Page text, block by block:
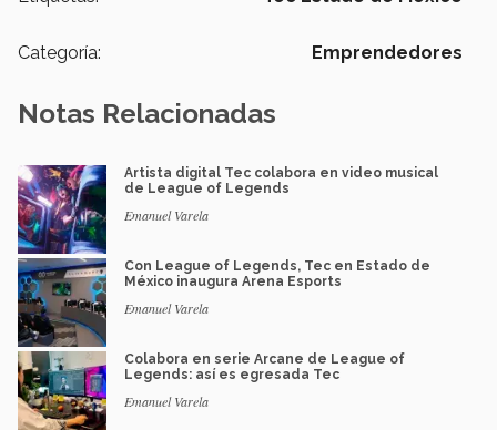
Categoría: Emprendedores
Notas Relacionadas
Artista digital Tec colabora en video musical
de League of Legends
Emanuel Varela
Con League of Legends, Tec en Estado de
México inaugura Arena Esports
Emanuel Varela
Colabora en serie Arcane de League of
Legends: así es egresada Tec
Emanuel Varela